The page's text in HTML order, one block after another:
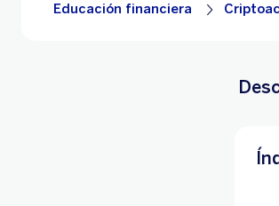
Educación financiera